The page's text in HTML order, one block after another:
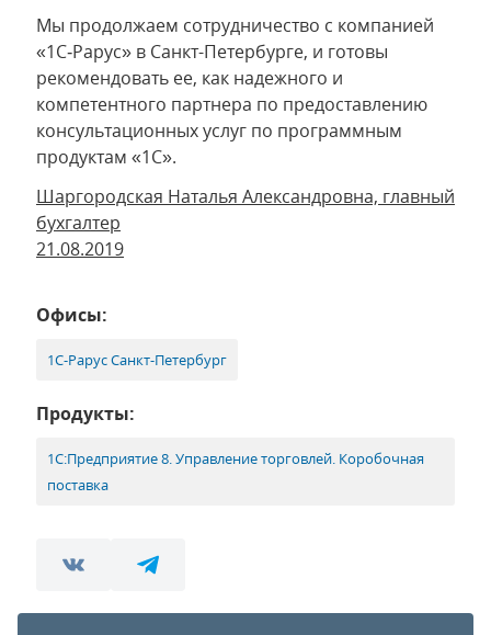
Мы продолжаем сотрудничество с компанией
«1С‑Рарус» в Санкт-Петербурге, и готовы
рекомендовать ее, как надежного и
компетентного партнера по предоставлению
консультационных услуг по программным
продуктам «1С».
Шаргородская Наталья Александровна, главный
бухгалтер
21.08.2019
Офисы:
1С-Рарус Санкт-Петербург
Продукты:
1С:Предприятие 8. Управление торговлей. Коробочная
поставка